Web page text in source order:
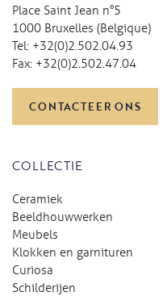
Place Saint Jean n°5
1000 Bruxelles (Belgique)
Tel: +32(0)2.502.04.93
Fax: +32(0)2.502.47.04
CONTACTEER ONS
COLLECTIE
Ceramiek
Beeldhouwwerken
Meubels
Klokken en garnituren
Curiosa
Schilderijen